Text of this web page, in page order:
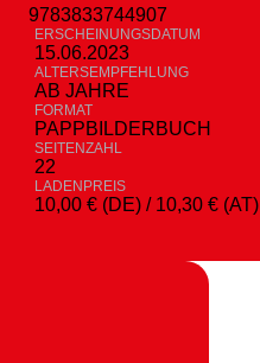
9783833744907
ERSCHEINUNGSDATUM
15.06.2023
ALTERSEMPFEHLUNG
AB JAHRE
FORMAT
PAPPBILDERBUCH
SEITENZAHL
22
LADENPREIS
10,00 € (DE) / 10,30 € (AT)